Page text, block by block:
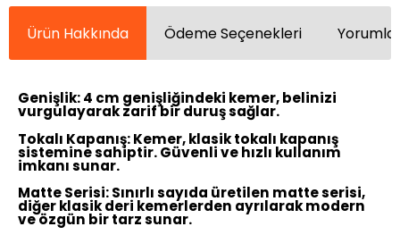
Ürün Hakkında Ödeme Seçenekleri
Genişlik:4 cm genişliğindeki kemer, belinizi
vurgulayarak zarif bir duruş sağlar.
Tokalı Kapanış:Kemer, klasik tokalı kapanış
sistemine sahiptir. Güvenli ve hızlı kullanım
imkanı sunar.
Matte Serisi:Sınırlı sayıda üretilen matte serisi,
diğer klasik deri kemerlerden ayrılarak modern
ve özgün bir tarz sunar.